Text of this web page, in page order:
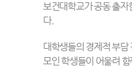
보건대학교가 공동 출자
다.
대학생들의 경제적 부담
모인 학생들이 어울려